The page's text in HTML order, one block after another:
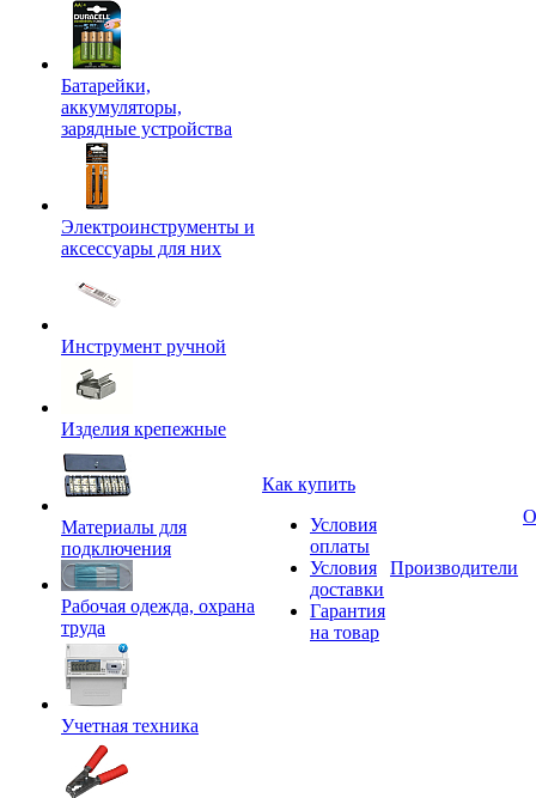
Батарейки,
аккумуляторы,
зарядные устройства
Электроинструменты и
аксессуары для них
Инструмент ручной
Изделия крепежные
Материалы для
подключения
Рабочая одежда, охрана
труда
Учетная техника
Как купить
Условия
оплаты
Условия
доставки
Гарантия
на товар
Производители